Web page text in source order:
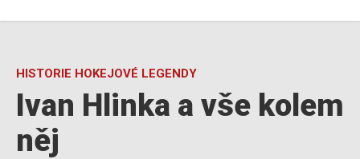
HISTORIE HOKEJOVÉ LEGENDY
Ivan Hlinka a vše kolem
něj